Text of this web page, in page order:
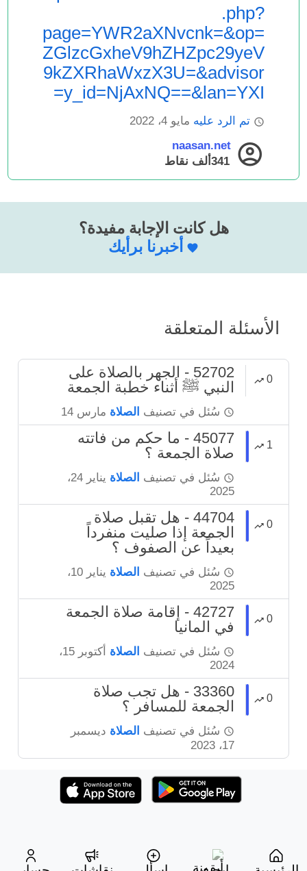
.php?
page=YWR2aXNvcnk=&op=
ZGlzcGxheV9hZHZpc29yeV
9kZXRhaWxzX3U=&advisor
y_id=NjAxNQ==&lan=YXI=
تم الرد عليه مايو 4، 2022
naasan.net
341ألف
نقاط
هل كانت الإجابة مفيدة؟
أخبرنا برأيك
الأسئلة المتعلقة
0
52702 - الجهر بالصلاة على
النبي ﷺ أثناء خطبة الجمعة
سُئل في تصنيف الصلاة مارس 14
1
45077 - ما حكم من فاتته
صلاة الجمعة ؟
سُئل في تصنيف الصلاة
يناير 24،
2025
0
44704 - هل تقبل صلاة
الجمعة إذا صليت منفرداً
بعيداً عن الصفوف ؟
سُئل في تصنيف الصلاة
يناير 10،
2025
0
42727 - إقامة صلاة الجمعة
في المانيا
سُئل في تصنيف الصلاة
أكتوبر 15،
2024
0
33360 - هل تجب صلاة
الجمعة للمسافر ؟
سُئل في تصنيف الصلاة ديسمبر
17، 2023